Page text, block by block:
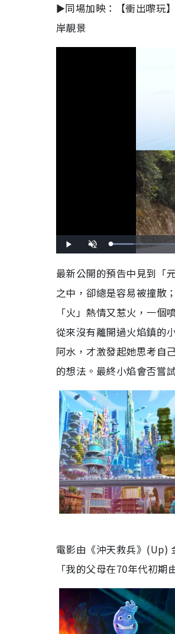
►同場加映：【衝出嚟玩
岸靚景
l
n
t
e
L
e
d
8
.
%
最新公開的預告中見到「
之中，卻總是容易被撞散
「火」熱情又惹火，一
從來沒有離開過火焰鎮的
阿水，才激發起她思考自
的想法。最終小焰會否嘗
電影由《沖天救兵》(Up)
「我的父母在70年代初